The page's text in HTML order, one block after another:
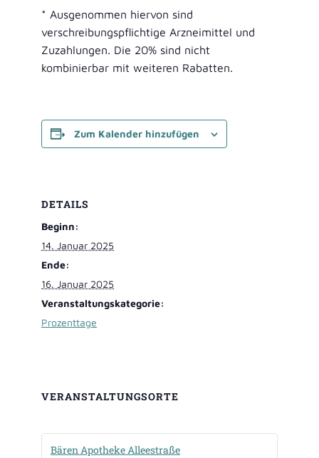
* Ausgenommen hiervon sind
verschreibungspflichtige Arzneimittel und
Zuzahlungen. Die 20% sind nicht
kombinierbar mit weiteren Rabatten.
Zum Kalender hinzufügen
DETAILS
Beginn:
14. Januar 2025
Ende:
16. Januar 2025
Veranstaltungskategorie:
Prozenttage
VERANSTALTUNGSORTE
Bären Apotheke Alleestraße